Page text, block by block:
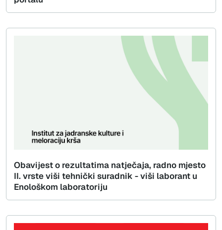
Obavijest o rezultatima natječaja, radno mjesto
II. vrste viši tehnički suradnik - viši laborant u
Enološkom laboratoriju